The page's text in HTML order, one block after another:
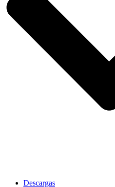
Descargas